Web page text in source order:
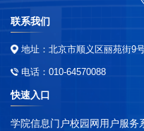
联系我们
地址：北京市顺义区丽苑街9
电话：010-64570088
快速入口
学院信息门户校园网用户服务